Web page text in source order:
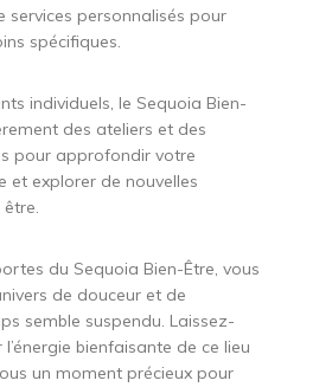
services personnalisés pour
spécifiques.
individuels, le Sequoia Bien-
des ateliers et des
pour approfondir votre
et explorer de nouvelles
du Sequoia Bien-Être, vous
de douceur et de
semble suspendu. Laissez-
bienfaisante de ce lieu
un moment précieux pour